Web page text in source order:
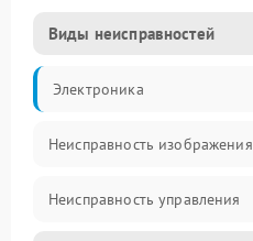
Виды неисправностей
Электроника
Неисправность изображения
Неисправность управления